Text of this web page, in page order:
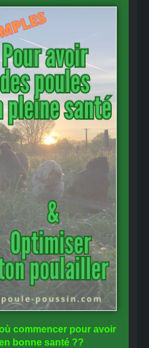
commencer pour avoir
bonne santé ??